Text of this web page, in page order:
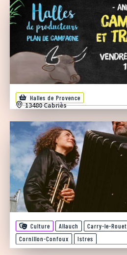
Halles de Provence
13480 Cabriès
Culture Allauch
Carry-le-Rouet
Cornillon-Confoux
Istres